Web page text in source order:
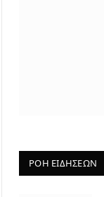
ΡΟΗ ΕΙΔΗΣΕΩΝ